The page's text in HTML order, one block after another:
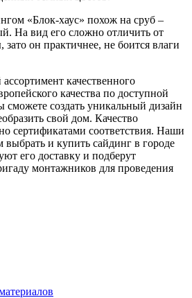
«Блок-хаус» похож на сруб –
На вид его сложно отличить от
он практичнее, не боится влаги
качественного
качества по доступной
создать уникальный дизайн
свой дом. Качество
сертификатами соответствия. Наши
и купить сайдинг в городе
его доставку и подберут
монтажников для проведения